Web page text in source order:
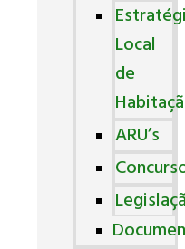
Local
de
ARU’s